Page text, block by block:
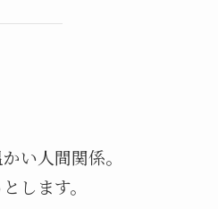
い人間関係。
します。